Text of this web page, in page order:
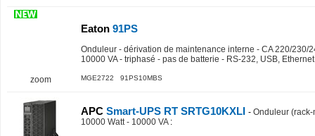
zoom
Eaton 91PS
Onduleur - dérivation de maintenance interne - CA 220/230/
10000 VA - triphasé - pas de batterie - RS-232, USB,
MGE2722 91PS10MBS
APC Smart-UPS RT SRTG10KXLI - Onduleur
10000 Watt - 10000 VA: